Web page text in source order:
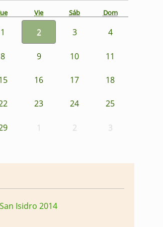
Vie Sáb Dom
1 2 3 4
8 9 10 11
16 17 18
23 24 25
1 2 3
San Isidro 2014